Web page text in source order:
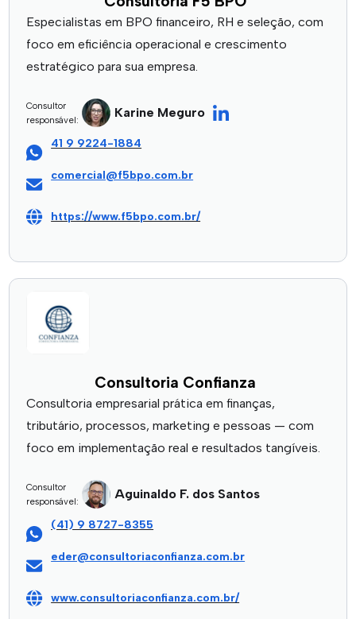
Especialistas em BPO financeiro, RH e seleção, com
foco em eficiência operacional e crescimento
estratégico para sua empresa.
Consultor
responsável:
Karine Meguro
41 9 9224-1884
comercial@f5bpo.com.br
https://www.f5bpo.com.br/
Consultoria Confianza
Consultoria empresarial prática em finanças,
tributário, processos, marketing e pessoas — com
foco em implementação real e resultados tangíveis.
Consultor
responsável:
Aguinaldo F. dos Santos
(41) 9 8727-8355
eder@consultoriaconfianza.com.br
www.consultoriaconfianza.com.br/